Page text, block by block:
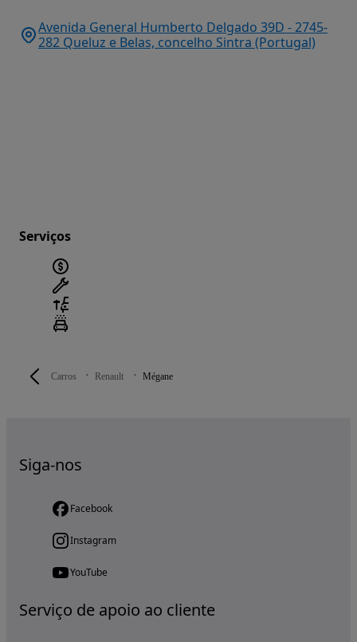
Carros Renault Mégane
Avenida General Humberto Delgado 39D - 2745-
282 Queluz e Belas, concelho Sintra (Portugal)
Serviços
Siga-nos
Facebook
Instagram
YouTube
Serviço de apoio ao cliente